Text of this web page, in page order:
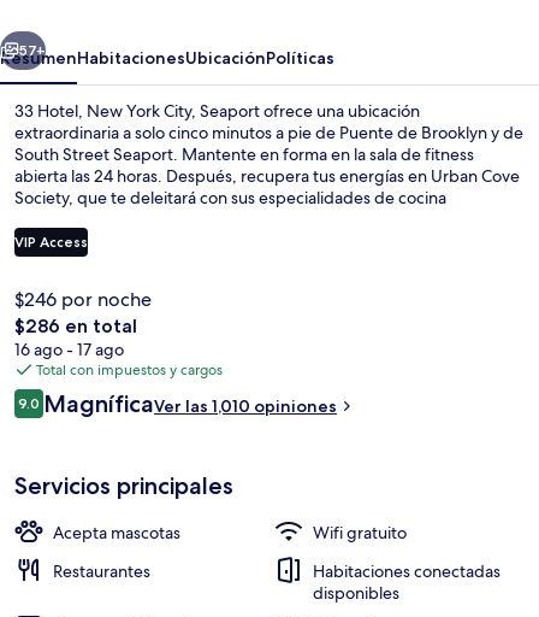
City,
Seaport
Siguiente
57+
ResumenHabitacionesUbicaciónPolíticas
33 Hotel, New York City, Seaport ofrece una ubicación
extraordinaria a solo cinco minutos a pie de Puente de Brooklyn y de
South Street Seaport. Mantente en forma en la sala de fitness
abierta las 24 horas. Después, recupera tus energías en Urban Cove
Society, que te deleitará con sus especialidades de cocina
hotel de lujo también está a solo 5 minutos en auto de Wall Street y
One World Trade Center. Otros visitantes hablan maravillas de las
propiedad está a una corta distancia a pie de algunas opciones de
transporte público: Estación de metro Fulton St. (William St.) está a 7
minutos y Estación de metro Brooklyn Bridge - City Hall está a 9
minutos.
VIP Access
$246 por noche
El
precio
total
es
de
$286 en total
16 ago - 17 ago
Total con impuestos y cargos
Opiniones
9.09.0 de 10,
MagníficaVer las 1,010 opiniones
Servicios principales
Acepta mascotas
Wifi gratuito
Restaurantes
Habitaciones conectadas
disponibles